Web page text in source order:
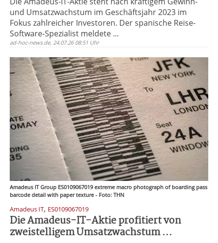
und Umsatzwachstum im Geschäftsjahr 2023 im
Fokus zahlreicher Investoren. Der spanische Reise-
Software-Spezialist meldete ...
ad-hoc-news.de, 24.07.26 08:51 Uhr
Amadeus IT Group ES0109067019 extreme macro photograph of boarding pass
barcode detail with paper texture - Foto: THN
Amadeus IT, ES0109067019
Die Amadeus-IT-Aktie profitiert von
zweistelligem Umsatzwachstum ...